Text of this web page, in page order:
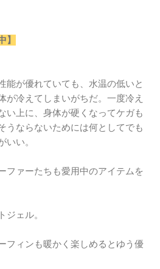
】
能が優れていても、水温の低いと
が冷えてしまいがちだ。一度冷え
い上に、身体が硬くなってケガも
うならないためには何としてでも
いい。
ファーたちも愛用中のアイテムを
ジェル。
フィンも暖かく楽しめるとゆう優